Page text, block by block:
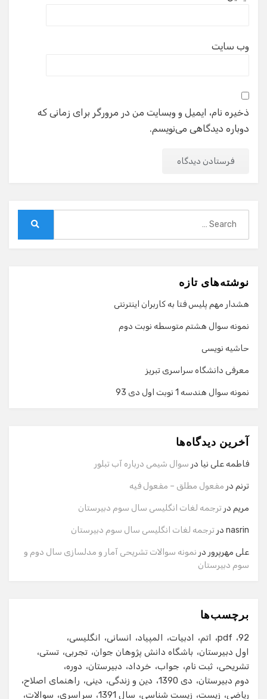
وب‌ سایت
ذخیره نام، ایمیل و وبسایت من در مرورگر برای زمانی که
دوباره دیدگاهی می‌نویسم.
نوشته‌های تازه
هشدار مهم پلیس فتا به کاربران اینترنتی
نمونه سوال هشتم متوسطه نوبت دوم
حاشیه نویسی
معرفی دانشگاه سراسری تبریز
نمونه سوال هندسه 1 نوبت اول دی 93
آخرین دیدگاه‌ها
فاطمه علی نیا در سوال شیمی درباره آب تبلور
ترنم در مفعول مطلق – مفعول فیه
مریم در ترجمه لغات انگلیسی سال سوم دبیرستان
nasrin در ترجمه لغات انگلیسی سال سوم دبیرستان
علی مهرپرور در نمونه سوالات تشریحی آمار و مدلسازی سال دوم و
سوم دبیرستان
برچسب‌ها
92
pdf اتم ادبیات المپیاد انسانی
انگلیسی
اول دبیرستان
باشگاه دانش پژوهان جوان تجربی تستی
تشریحی ثبت نام جواب خرداد دبیرستان
دوره
دوم دبیرستان
دی 1390 دین و زندگی دینی
راهنمای اصلاح
ریاضی
زیست زیست شناسی سال 1391 سراسری سوالات
گفت‌وگو با دستیار هوشمند
سلام! برای شروع گفت‌وگو لطفاً شماره تماس یا ایمیل خود را
وارد کنید.
ایمیل